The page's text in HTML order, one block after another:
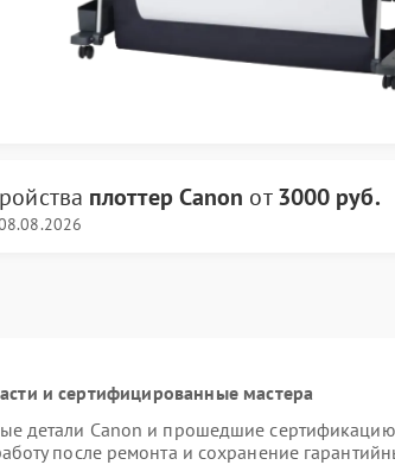
плоттер Canon от3000 руб.
и сертифицированные мастера
детали Canon и прошедшие
после ремонта и сохранение